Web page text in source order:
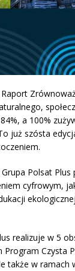
Raport
a 100%
już szósta
Polsat
cyfrowym,
realizuje w 5
Program
także w